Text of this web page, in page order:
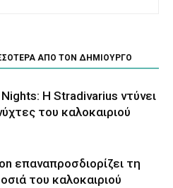
ΑΠΟ ΤΟΝ ΔΗΜΙΟΥΡΓΟ
Η Stradivarius ντύνει
του καλοκαιριού
επαναπροσδιορίζει τη
του καλοκαιριού